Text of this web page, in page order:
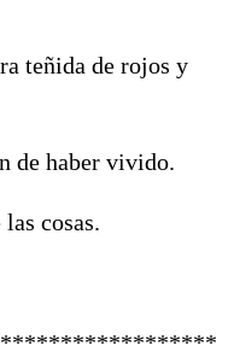
teñida de rojos y
de haber vivido.
cosas.